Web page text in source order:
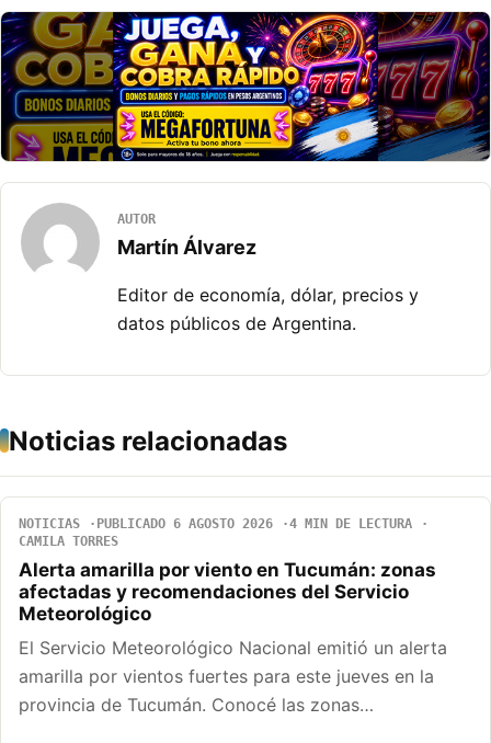
AUTOR
Martín Álvarez
Editor de economía, dólar, precios y
datos públicos de Argentina.
Noticias relacionadas
NOTICIAS PUBLICADO 6 AGOSTO 2026
4 MIN DE LECTURA
CAMILA TORRES
Alerta amarilla por viento en Tucumán: zonas
afectadas y recomendaciones del Servicio
Meteorológico
El Servicio Meteorológico Nacional emitió un alerta
amarilla por vientos fuertes para este jueves en la
provincia de Tucumán. Conocé las zonas…